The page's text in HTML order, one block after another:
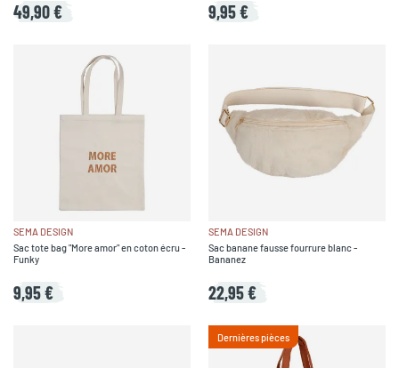
49,90 € 9,95 €
SEMA DESIGN
Sac tote bag "More amor" en coton écru -
Funky
9,95 €
SEMA DESIGN
Sac banane fausse fourrure blanc -
Bananez
22,95 €
Dernières pièces